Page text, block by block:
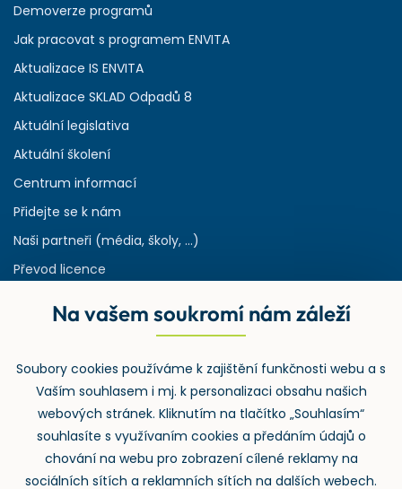
Demoverze programů
Jak pracovat s programem ENVITA
Aktualizace IS ENVITA
Aktualizace SKLAD Odpadů 8
Aktuální legislativa
Aktuální školení
Centrum informací
Přidejte se k nám
Naši partneři (média, školy, ...)
Převod licence
Rejstřík používaných zkratek v odpadech
Zpětný odběr
Na vašem soukromí nám záleží
Soubory cookies používáme k zajištění funkčnosti webu a s
Vaším souhlasem i mj. k personalizaci obsahu našich
webových stránek. Kliknutím na tlačítko „Souhlasím“
souhlasíte s využívaním cookies a předáním údajů o
chování na webu pro zobrazení cílené reklamy na
sociálních sítích a reklamních sítích na dalších webech.